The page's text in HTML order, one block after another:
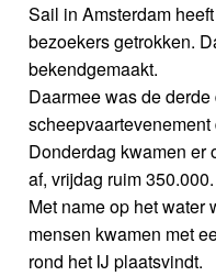
Sail in Amsterdam
bezoekers getrokken.
bekendgemaakt.
Daarmee was de
Donderdag kwamen er
af, vrijdag ruim 350.000.
Met name op het water
mensen kwamen met
rond het IJ plaatsvindt.